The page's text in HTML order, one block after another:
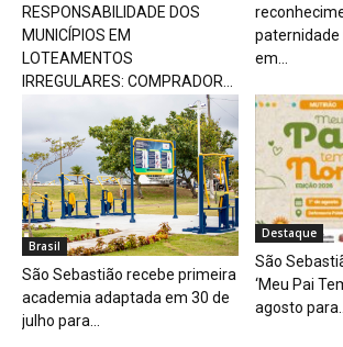
RESPONSABILIDADE DOS
MUNICÍPIOS EM
LOTEAMENTOS
IRREGULARES: COMPRADOR...
paternidade
em...
Brasil
São Sebastião recebe primeira
academia adaptada em 30 de
julho para...
Destaque
São
‘Meu Pai
agosto